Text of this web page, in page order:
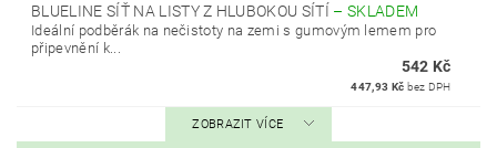
BLUELINE SÍŤ NA LISTY Z HLUBOKOU SÍTÍ – SKLADEM
Ideální podběrák na nečistoty na zemi s gumovým lemem pro
připevnění k...
542 Kč
447,93 Kč bez DPH
ZOBRAZIT VÍCE